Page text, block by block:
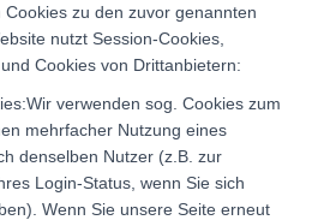
zu den zuvor genannten
nutzt Session-Cookies,
Cookies von Drittanbietern:
verwenden sog. Cookies zum
mehrfacher Nutzung eines
denselben Nutzer (z.B. zur
Login-Status, wenn Sie sich
Wenn Sie unsere Seite erneut